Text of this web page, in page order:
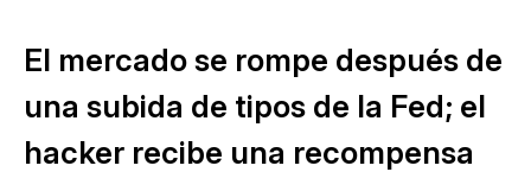
El mercado se rompe después de
una subida de tipos de la Fed; el
hacker recibe una recompensa